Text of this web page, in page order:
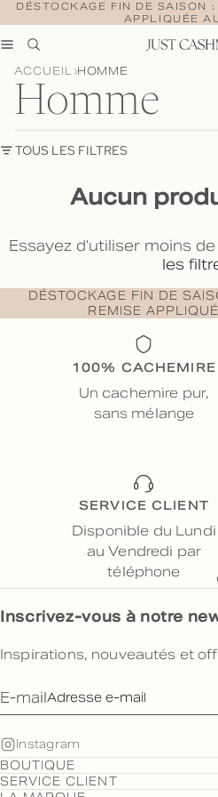
DÉSTOCKAGE FIN DE SAISON
APPLIQUÉE
ACCUEIL HOMME
Homme
TOUS LES FILTRES
Aucun
Essayez d’utiliser moins
les
DÉSTOCKAGE FIN DE
REMISE
100% CACHEMIRE
Un cachemire pur,
sans mélange
SERVICE CLIENT
Disponible du Lundi
au Vendredi par
téléphone
Inscrivez-vous à notre
Inspirations, nouveautés et
E-mail
Instagram
BOUTIQUE
SERVICE CLIENT